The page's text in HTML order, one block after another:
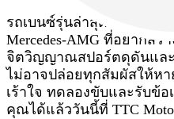
รถเบนซ์รุ่นล่าสุดทั้ง 3 รุ่น
Mercedes-AMG ที่อยากส
จิตวิญญาณสปอร์ตดุดันแล
ไม่อาจปล่อยทุกสัมผัสให้ห
เร้าใจ ทดลองขับและรับข้
คุณได้แล้ววันนี้ที่ TTC